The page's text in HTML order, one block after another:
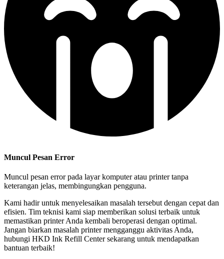
Muncul Pesan Error
Muncul pesan error pada layar komputer atau printer tanpa
keterangan jelas, membingungkan pengguna.
Kami hadir untuk menyelesaikan masalah tersebut dengan cepat dan
efisien. Tim teknisi kami siap memberikan solusi terbaik untuk
memastikan printer Anda kembali beroperasi dengan optimal.
Jangan biarkan masalah printer mengganggu aktivitas Anda,
hubungi HKD Ink Refill Center sekarang untuk mendapatkan
bantuan terbaik!